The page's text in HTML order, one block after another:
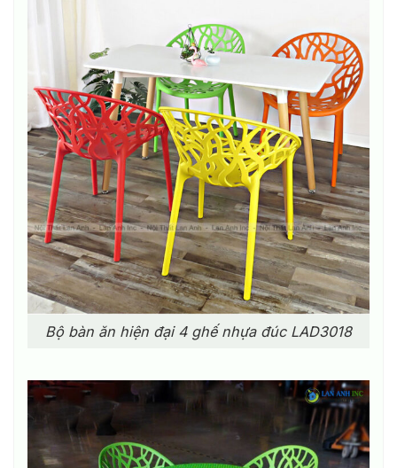
Bộ bàn ăn hiện đại 4 ghế nhựa đúc LAD3018